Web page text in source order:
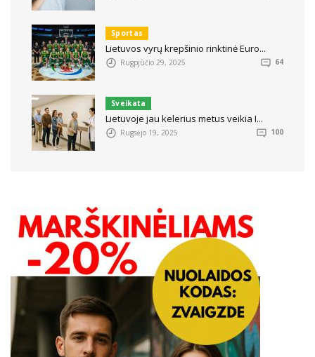
Sportas
Lietuvos vyrų krepšinio rinktinė Euro...
Rugpjūčio 29, 2025 64
Sveikata
Lietuvoje jau kelerius metus veikia I...
Rugsėjo 19, 2025 100